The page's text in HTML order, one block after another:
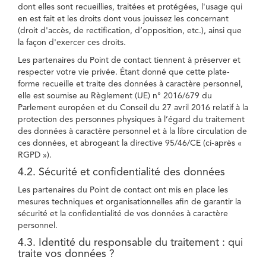
dont elles sont recueillies, traitées et protégées, l'usage qui
en est fait et les droits dont vous jouissez les concernant
(droit d'accès, de rectification, d’opposition, etc.), ainsi que
la façon d'exercer ces droits.
Les partenaires du Point de contact tiennent à préserver et
respecter votre vie privée. Étant donné que cette plate-
forme recueille et traite des données à caractère personnel,
elle est soumise au Règlement (UE) n° 2016/679 du
Parlement européen et du Conseil du 27 avril 2016 relatif à la
protection des personnes physiques à l’égard du traitement
des données à caractère personnel et à la libre circulation de
ces données, et abrogeant la directive 95/46/CE (ci-après «
RGPD »).
4.2. Sécurité et confidentialité des données
Les partenaires du Point de contact ont mis en place les
mesures techniques et organisationnelles afin de garantir la
sécurité et la confidentialité de vos données à caractère
personnel.
4.3. Identité du responsable du traitement : qui
traite vos données ?